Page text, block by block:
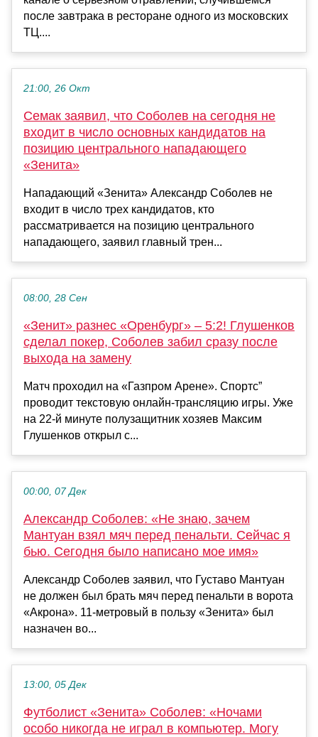
после завтрака в ресторане одного из московских
ТЦ....
21:00, 26 Окт
Семак заявил, что Соболев на сегодня не
входит в число основных кандидатов на
позицию центрального нападающего
«Зенита»
Нападающий «Зенита» Александр Соболев не
входит в число трех кандидатов, кто
рассматривается на позицию центрального
нападающего, заявил главный трен...
08:00, 28 Сен
«Зенит» разнес «Оренбург» – 5:2! Глушенков
сделал покер, Соболев забил сразу после
выхода на замену
Матч проходил на «Газпром Арене». Спортс”
проводит текстовую онлайн-трансляцию игры. Уже
на 22-й минуте полузащитник хозяев Максим
Глушенков открыл с...
00:00, 07 Дек
Александр Соболев: «Не знаю, зачем
Мантуан взял мяч перед пенальти. Сейчас я
бью. Сегодня было написано мое имя»
Александр Соболев заявил, что Густаво Мантуан
не должен был брать мяч перед пенальти в ворота
«Акрона». 11-метровый в пользу «Зенита» был
назначен во...
13:00, 05 Дек
Футболист «Зенита» Соболев: «Ночами
особо никогда не играл в компьютер. Могу